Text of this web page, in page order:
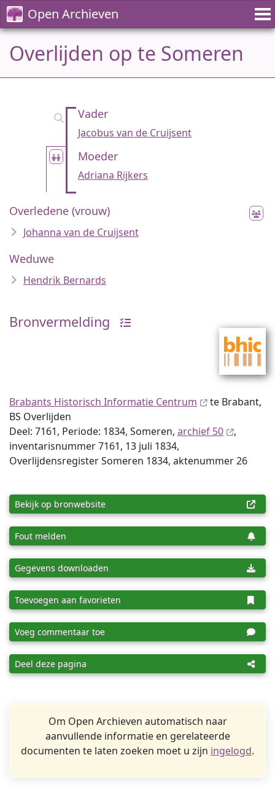
Open Archieven
Overlijden op te Someren
Vader
Jacobus van de Cruijsent
Moeder
Adriana Rijkers
Overledene (vrouw)
Johanna van de Cruijsent
Weduwe
Hendrik Bernards
Bronvermelding
Brabants Historisch Informatie Centrum
te Brabant,
BS Overlijden
Deel: 7161, Periode: 1834, Someren, archief 50
,
inventaris­num­mer 7161, 13 juli 1834,
Overlijdensregister Someren 1834, aktenummer 26
Bekijk op bronwebsite
Fout melden
Gegevens downloaden
Toevoegen aan favorieten
Voeg commentaar toe
Deel deze pagina
Om Open Archieven automatisch naar
aanvullende informatie en gerelateerde
documenten te laten zoeken moet u zijn ingelogd.